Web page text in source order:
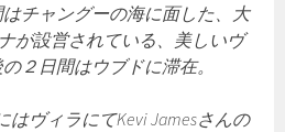
チャングーの海に面した、大
が設営されている、美しいヴ
２日間はウブドに滞在。
はヴィラにてKevi Jamesさんの